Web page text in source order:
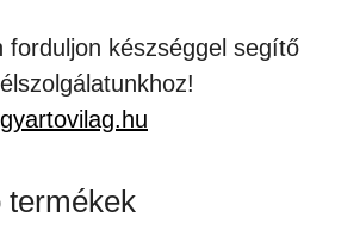
forduljon készséggel segítő
gyartovilag.hu
termékek